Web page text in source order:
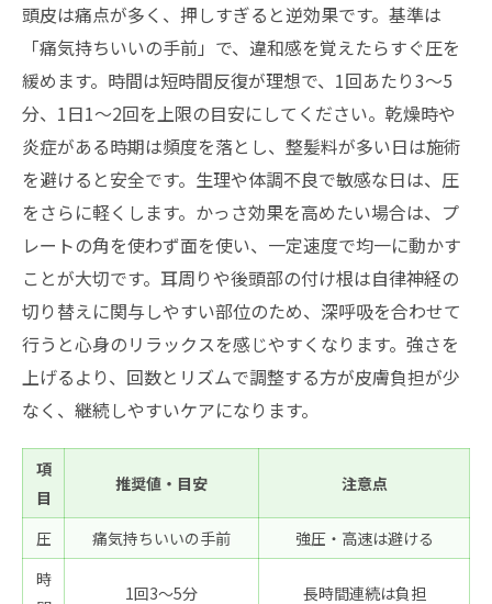
頭皮は痛点が多く、押しすぎると逆効果です。基準は
「痛気持ちいいの手前」で、違和感を覚えたらすぐ圧を
緩めます。時間は短時間反復が理想で、1回あたり3〜5
分、1日1〜2回を上限の目安にしてください。乾燥時や
炎症がある時期は頻度を落とし、整髪料が多い日は施術
を避けると安全です。生理や体調不良で敏感な日は、圧
をさらに軽くします。かっさ効果を高めたい場合は、プ
レートの角を使わず面を使い、一定速度で均一に動かす
ことが大切です。耳周りや後頭部の付け根は自律神経の
切り替えに関与しやすい部位のため、深呼吸を合わせて
行うと心身のリラックスを感じやすくなります。強さを
上げるより、回数とリズムで調整する方が皮膚負担が少
なく、継続しやすいケアになります。
項
目
推奨値・目安 注意点
圧 痛気持ちいいの手前
強圧・高速は避ける
時
1回3〜5分 長時間連続は負担